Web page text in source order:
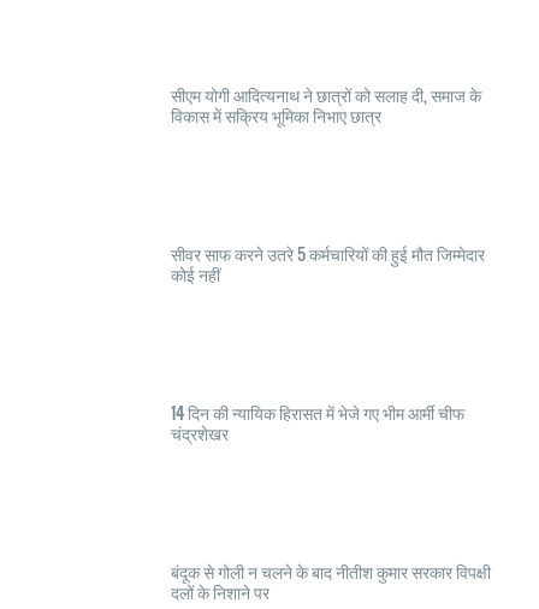
सीएम योगी आदित्यनाथ ने छात्रों को सलाह दी, समाज के
विकास में सक्रिय भूमिका निभाए छात्र
सीवर साफ करने उतरे 5 कर्मचारियों की हुई मौत जिम्मेदार
कोई नहीं
14 दिन की न्यायिक हिरासत में भेजे गए भीम आर्मी चीफ
चंद्रशेखर
बंदूक से गोली न चलने के बाद नीतीश कुमार सरकार विपक्षी
दलों के निशाने पर